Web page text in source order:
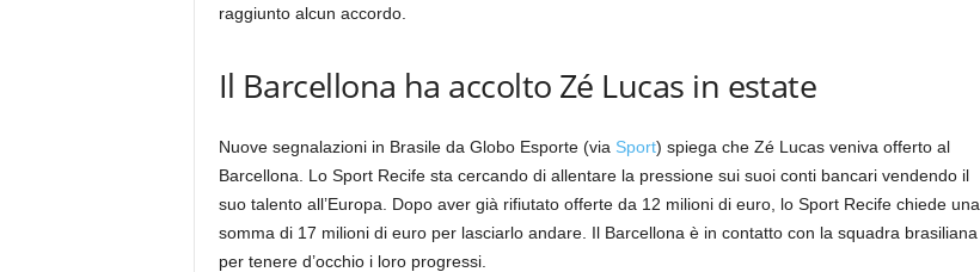
raggiunto alcun accordo.
Il Barcellona ha accolto Zé Lucas in estate
Nuove segnalazioni in Brasile da Globo Esporte (via Sport) spiega che Zé Lucas veniva offerto al
Barcellona. Lo Sport Recife sta cercando di allentare la pressione sui suoi conti bancari vendendo il
suo talento all’Europa. Dopo aver già rifiutato offerte da 12 milioni di euro, lo Sport Recife chiede una
somma di 17 milioni di euro per lasciarlo andare. Il Barcellona è in contatto con la squadra brasiliana
per tenere d’occhio i loro progressi.